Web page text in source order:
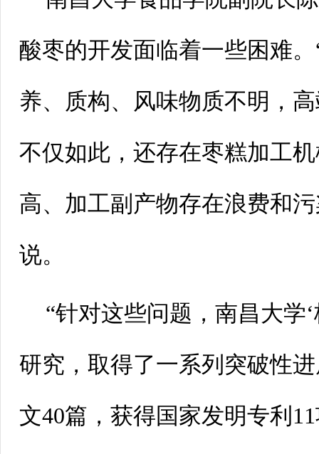
酸枣的开发面临着一些困难
养、质构、风味物质不明，
不仅如此，还存在枣糕加工
高、加工副产物存在浪费和
说。
“针对这些问题，南昌大学
研究，取得了一系列突破性
文40篇，获得国家发明专利